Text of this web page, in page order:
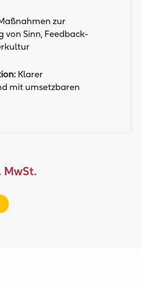
zur
von Sinn, Feedback-
Klarer
mit umsetzbaren